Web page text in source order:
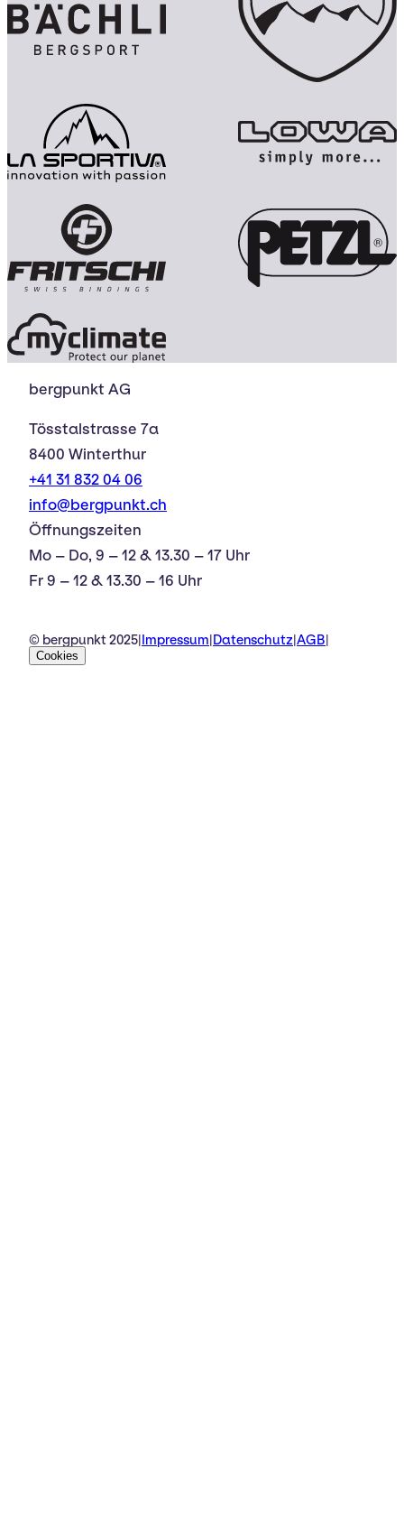
bergpunkt AG
Tösstalstrasse 7a
8400 Winterthur
+41 31 832 04 06
info@bergpunkt.ch
Öffnungszeiten
Mo – Do, 9 – 12 & 13.30 – 17 Uhr
Fr 9 – 12 & 13.30 – 16 Uhr
© bergpunkt 2025 Impressum Datenschutz AGB
Cookies